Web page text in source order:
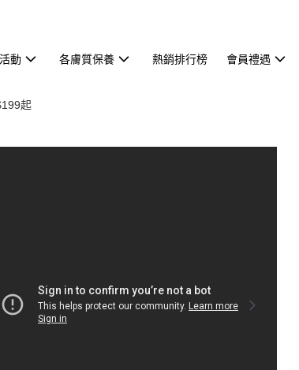
動 各膚質保養 熱銷排行榜 會員禮遇
起